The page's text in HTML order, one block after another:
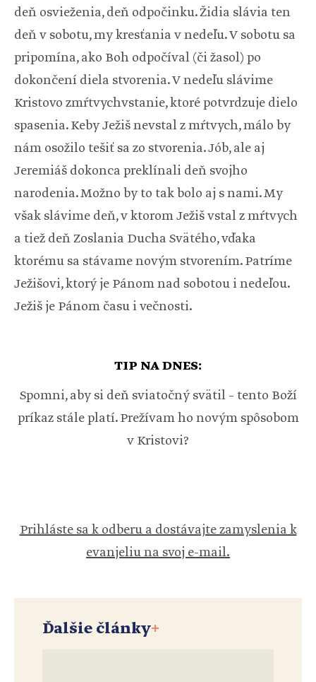
deň osvieženia, deň odpočinku. Židia slávia ten
deň v sobotu, my kresťania v nedeľu. V sobotu sa
pripomína, ako Boh odpočíval (či žasol) po
dokončení diela stvorenia. V nedeľu slávime
Kristovo zmŕtvychvstanie, ktoré potvrdzuje dielo
spasenia. Keby Ježiš nevstal z mŕtvych, málo by
nám osožilo tešiť sa zo stvorenia. Jób, ale aj
Jeremiáš dokonca preklínali deň svojho
narodenia. Možno by to tak bolo aj s nami. My
však slávime deň, v ktorom Ježiš vstal z mŕtvych
a tiež deň Zoslania Ducha Svätého, vďaka
ktorému sa stávame novým stvorením. Patríme
Ježišovi, ktorý je Pánom nad sobotou i nedeľou.
Ježiš je Pánom času i večnosti.
TIP NA DNES:
Spomni, aby si deň sviatočný svätil – tento Boží
príkaz stále platí. Prežívam ho novým spôsobom
v Kristovi?
Prihláste sa k odberu a dostávajte zamyslenia k
evanjeliu na svoj e-mail.
Ďalšie články+